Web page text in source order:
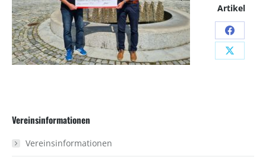
Artikel
Share
on
Share
Vereinsinformationen
Vereinsinformationen